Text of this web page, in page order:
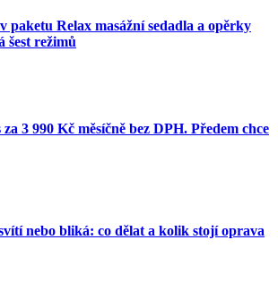
paketu Relax masážní sedadla a opěrky
šest režimů
3 990 Kč měsíčně bez DPH. Předem chce
nebo bliká: co dělat a kolik stojí oprava